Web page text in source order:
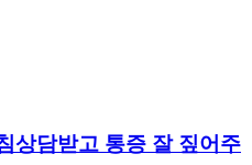
상담받고 통증 잘 짚어주